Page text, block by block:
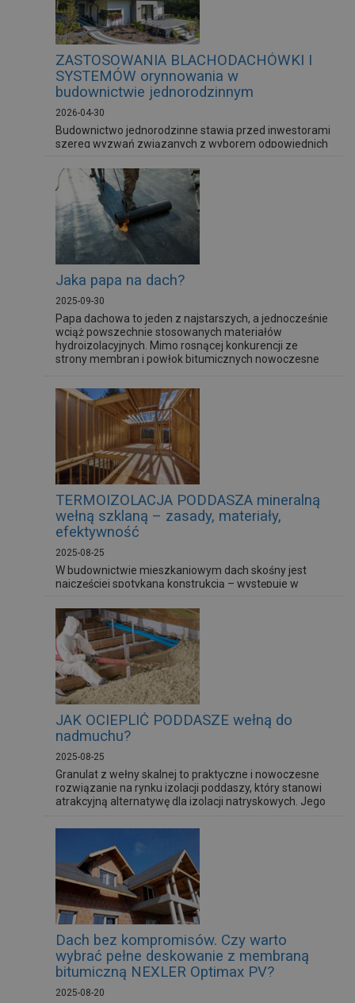
ZASTOSOWANIA BLACHODACHÓWKI I
SYSTEMÓW orynnowania w
budownictwie jednorodzinnym
2026-04-30
Budownictwo jednorodzinne stawia przed inwestorami
szereg wyzwań związanych z wyborem odpowiednich
Szczególną rolę odgrywa dach, który nie tylko chroni
budynek przed czynnikami atmosferycznymi, ale
również wpływa na jego estetykę i trwałość. W tym
kontekście coraz większą popularnością cieszą się
blachodachówki oraz nowoczesne...
Jaka papa na dach?
2025-09-30
Papa dachowa to jeden z najstarszych, a jednocześnie
wciąż powszechnie stosowanych materiałów
hydroizolacyjnych. Mimo rosnącej konkurencji ze
strony membran i powłok bitumicznych nowoczesne
sytuacjach – zarówno przy renowacjach, jak i w
nowych budynkach. Wybór odpowiedniego rodzaju
papy ma kluczowe znaczenie dla trwałości dachu
TERMOIZOLACJA PODDASZA mineralną
wełną szklaną – zasady, materiały,
efektywność
2025-08-25
W budownictwie mieszkaniowym dach skośny jest
najczęściej spotykaną konstrukcją – występuje w
Polsce. Niestety, to właśnie przez dach może uciekać
nawet do kilkudziesięciu procent ciepła z budynku, co
znacząco wpływa na koszty ogrzewania oraz komfort
termiczny mieszkańców. Dlatego odpowiednia izolacja
poddasza jest nie tylko...
JAK OCIEPLIĆ PODDASZE wełną do
nadmuchu?
2025-08-25
Granulat z wełny skalnej to praktyczne i nowoczesne
rozwiązanie na rynku izolacji poddaszy, który stanowi
atrakcyjną alternatywę dla izolacji natryskowych. Jego
100 m2 powierzchni można ocieplić już w jeden dzień,
długiego wietrzenia i demontażu istniejącej zabudowy.
W jaki...
Dach bez kompromisów. Czy warto
wybrać pełne deskowanie z membraną
bitumiczną NEXLER Optimax PV?
2025-08-20